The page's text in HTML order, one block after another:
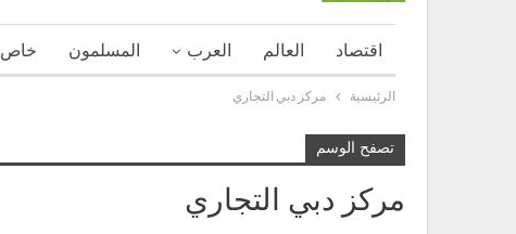
اقتصاد العالم العرب المسلمون خاص
الرئيسية مركز دبي التجاري
تصفح الوسم
مركز دبي التجاري